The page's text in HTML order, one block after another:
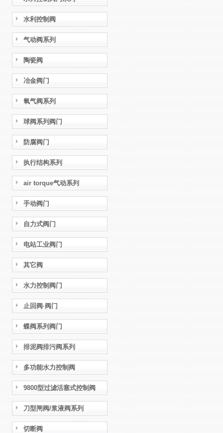
水利控制阀
气动阀系列
陶瓷阀
冶金阀门
氧气阀系列
球阀系列阀门
防腐阀门
执行结构系列
air torque气动系列
手动阀门
自力式阀门
电站工业阀门
其它阀
水力控制阀门
止回阀·阀门
蝶阀系列阀门
排泥阀排污阀系列
多功能水力控制阀
9800型过滤活塞式控制阀
刀型闸阀/浆液阀系列
切断阀